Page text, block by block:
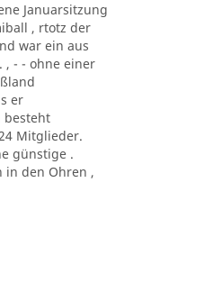
Januarsitzung
, rtotz der
war ein aus
, - - ohne einer
er
besteht
Mitglieder.
günstige .
in den Ohren ,